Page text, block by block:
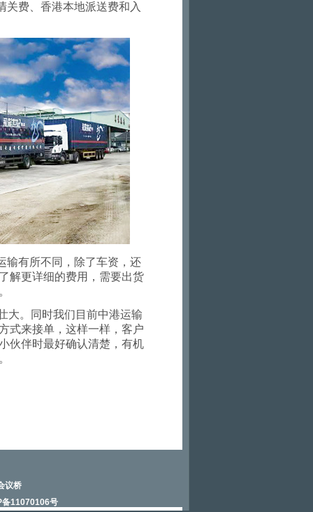
关费、香港本地派送费和入
输有所不同，除了车资，还
解更详细的费用，需要出货
大。同时我们目前中港运输
式来接单，这样一样，客户
伙伴时最好确认清楚，有机
议桥
备11070106号